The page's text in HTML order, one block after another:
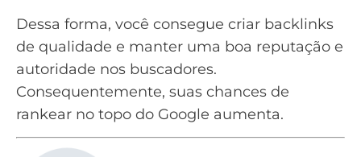
Dessa forma, você consegue criar backlinks
de qualidade e manter uma boa reputação e
autoridade nos buscadores.
Consequentemente, suas chances de
rankear no topo do Google aumenta.